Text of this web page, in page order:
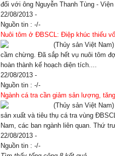
đổi với ông Nguyễn Thanh Tùng -
22/08/2013 -
Nguồn tin : -/-
Nuôi tôm ở ĐBSCL: Điệp khúc thiếu
(Thủy sản Việt
cầm chừng. Đã sắp hết vụ nuôi tôm
hoàn thành kế hoạch diện tích....
22/08/2013 -
Nguồn tin : -/-
Ngành cá tra cần giảm sản lượng,
(Thủy sản Việt
sản xuất và tiêu thụ cá tra vùng
Nam, các ban ngành liên quan. Thứ
22/08/2013 -
Nguồn tin : -/-